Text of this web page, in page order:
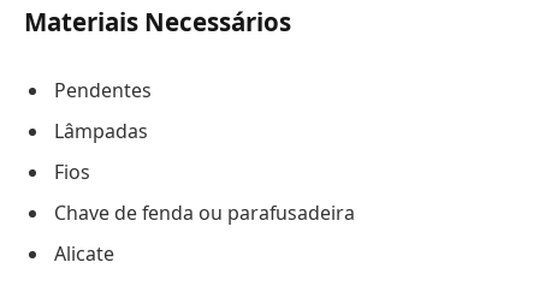
Materiais Necessários
Pendentes
Lâmpadas
Fios
Chave de fenda ou parafusadeira
Alicate